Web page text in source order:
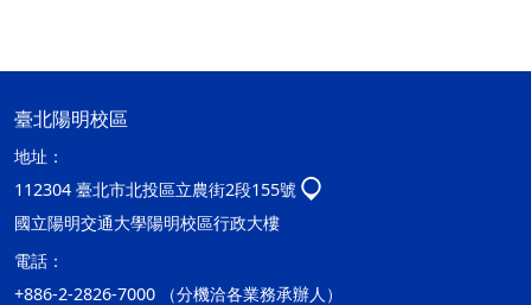
臺北陽明校區
地址：
112304 臺北市北投區立農街2段155號
國立陽明交通大學陽明校區行政大樓
電話：
+886-2-2826-7000 （分機洽各業務承辦人）